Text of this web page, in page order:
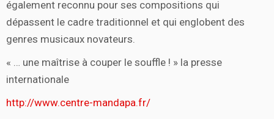
également reconnu pour ses compositions qui
dépassent le cadre traditionnel et qui englobent des
genres musicaux novateurs.
« … une maîtrise à couper le souffle ! » la presse
internationale
http://www.centre-mandapa.fr/